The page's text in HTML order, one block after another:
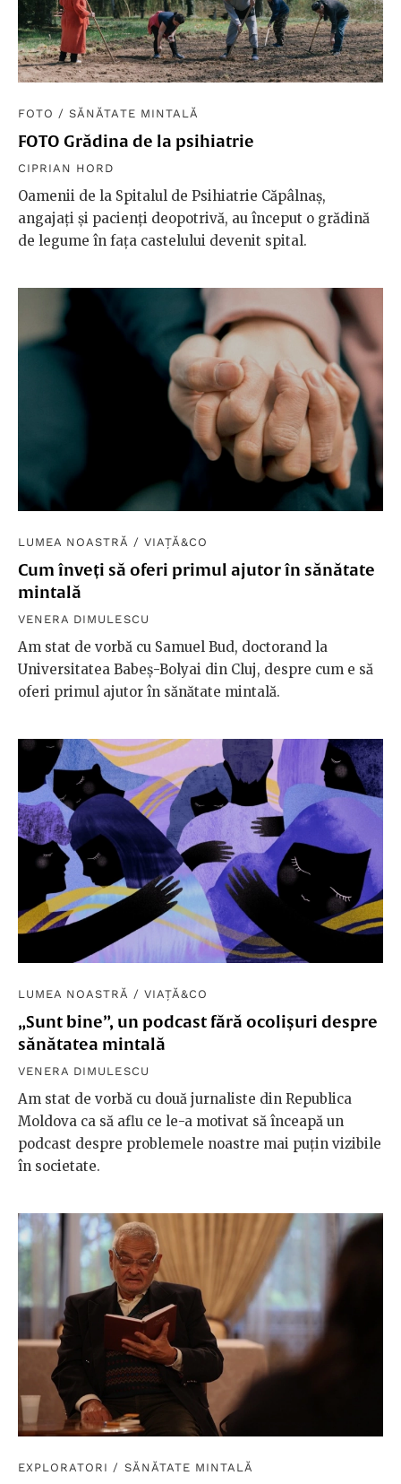
FOTO /SĂNĂTATE MINTALĂ
FOTO Grădina de la psihiatrie
CIPRIAN HORD
Oamenii de la Spitalul de Psihiatrie Căpâlnaș,
angajați și pacienți deopotrivă, au început o grădină
de legume în fața castelului devenit spital.
LUMEA NOASTRĂ / VIAȚĂ&CO
Cum înveți să oferi primul ajutor în sănătate
mintală
VENERA DIMULESCU
Am stat de vorbă cu Samuel Bud, doctorand la
Universitatea Babeș-Bolyai din Cluj, despre cum e să
oferi primul ajutor în sănătate mintală.
LUMEA NOASTRĂ / VIAȚĂ&CO
„Sunt bine”, un podcast fără ocolișuri despre
sănătatea mintală
VENERA DIMULESCU
Am stat de vorbă cu două jurnaliste din Republica
Moldova ca să aflu ce le-a motivat să înceapă un
podcast despre problemele noastre mai puțin vizibile
în societate.
EXPLORATORI / SĂNĂTATE MINTALĂ